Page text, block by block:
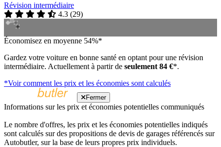
Révision intermédiaire
4.3 (29)
Économisez en moyenne 54%*
Gardez votre voiture en bonne santé en optant pour une révision
intermédiaire. Actuellement à partir de seulement 84 €*.
*Voir comment les prix et les économies sont calculés
Fermer
Informations sur les prix et économies potentielles communiqués
Le nombre d'offres, les prix et les économies potentielles indiqués
sont calculés sur des propositions de devis de garages référencés sur
Autobutler, sur la base de leurs propres prix individuels.